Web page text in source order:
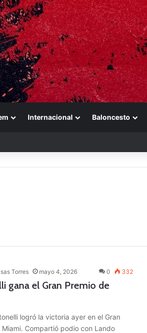
Internacional Baloncesto
Torres mayo 4, 2026 0 332
gana el Gran Premio de
logró la victoria ayer en el Gran
Miami. Compartió podio con Lando